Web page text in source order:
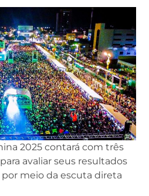
2025 contará com três
avaliar seus resultados
meio da escuta direta